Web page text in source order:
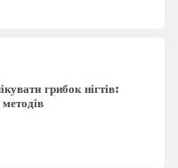
грибок нігтів: